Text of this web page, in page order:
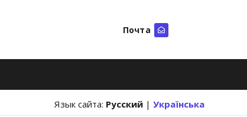
Почта
Язык сайта: Русский | Українська